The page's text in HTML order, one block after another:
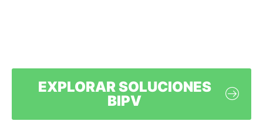
EXPLORAR SOLUCIONES
BIPV